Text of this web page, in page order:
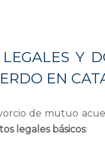
LEGALES Y
EN
de mutuo
legales básicos: